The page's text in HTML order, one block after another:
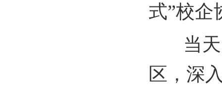
式”校企
当天
区，深